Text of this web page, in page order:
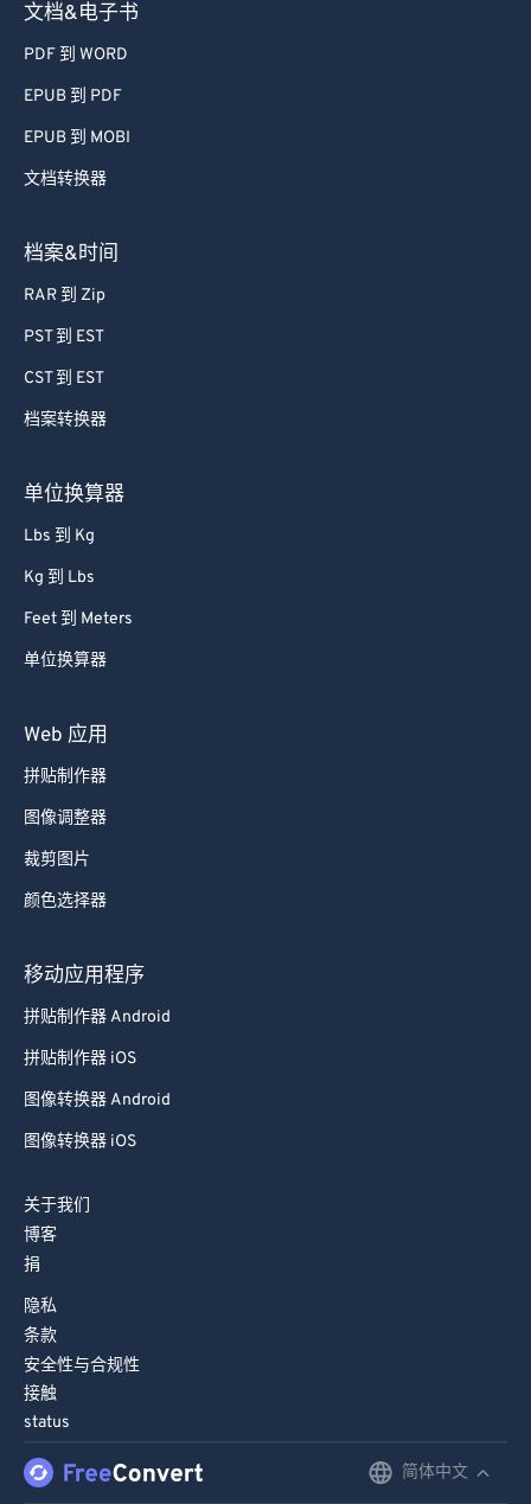
文档&电子书
PDF 到 WORD
EPUB 到 PDF
EPUB 到 MOBI
文档转换器
档案&时间
RAR 到 Zip
PST 到 EST
CST 到 EST
档案转换器
单位换算器
Lbs 到 Kg
Kg 到 Lbs
Feet 到 Meters
单位换算器
Web 应用
拼贴制作器
图像调整器
裁剪图片
颜色选择器
移动应用程序
拼贴制作器 Android
拼贴制作器 iOS
图像转换器 Android
图像转换器 iOS
关于我们
博客
捐
隐私
条款
安全性与合规性
接触
status
简体中文